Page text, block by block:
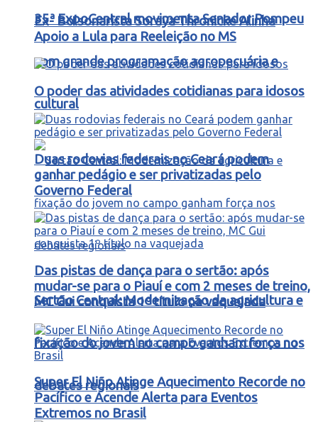
35ª ExpoCentral movimenta Senador Pompeu
com grande programação agropecuária e
cultural
Sertão Central: Modernização da agricultura e
fixação do jovem no campo ganham força nos
debates regionais
Ex- Bolsonarista Soraya Thronicke Alinha
Apoio a Lula para Reeleição no MS
O poder das atividades cotidianas para idosos
Duas rodovias federais no Ceará podem
ganhar pedágio e ser privatizadas pelo
Governo Federal
Das pistas de dança para o sertão: após
mudar-se para o Piauí e com 2 meses de treino,
MC Gui conquista 1º título na vaquejada
Super El Niño Atinge Aquecimento Recorde no
Pacífico e Acende Alerta para Eventos
Extremos no Brasil